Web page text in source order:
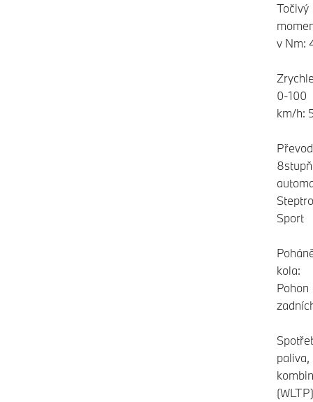
Točivý
v Nm:
0-100
km/h:
Sport
kola:
Pohon
paliva,